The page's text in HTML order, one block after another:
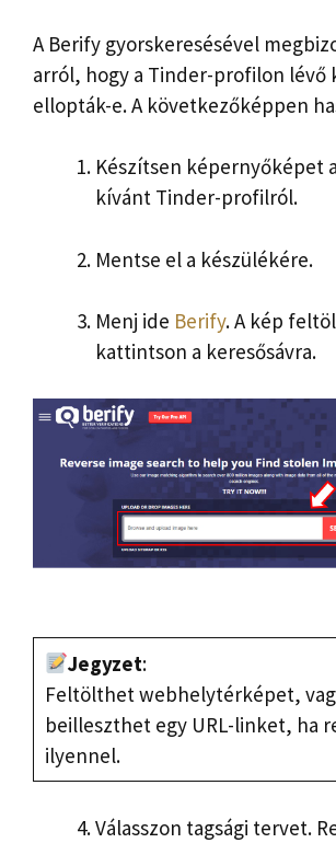
A Berify gyorskeresésével
arról, hogy a Tinder-profilon lévő
ellopták-e. A következőképpen
Készítsen képernyőképet
kívánt Tinder-profilról.
Mentse el a készülékére.
Menj ide Berify. A kép
kattintson a keresősávra.
Jegyzet:
Feltölthet webhelytérképet,
beilleszthet egy URL-linket, ha
ilyennel.
Válasszon tagsági tervet.